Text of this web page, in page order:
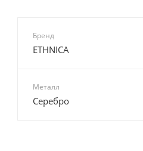
Бренд
ETHNICA
Металл
Серебро